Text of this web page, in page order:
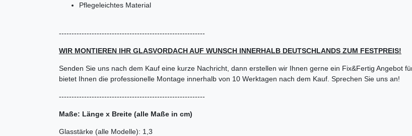
Pflegeleichtes Material
----------------------------------------------------------
WIR MONTIEREN IHR GLASVORDACH AUF WUNSCH INNERHALB DEUTSCHLANDS ZUM FESTPREIS!
Senden Sie uns nach dem Kauf eine kurze Nachricht, dann erstellen wir Ihnen gerne ein Fix&Fertig Angebot
bietet Ihnen die professionelle Montage innerhalb von 10 Werktagen nach dem Kauf. Sprechen Sie uns an!
----------------------------------------------------------
Maße: Länge x Breite (alle Maße in cm)
Glasstärke (alle Modelle): 1,3